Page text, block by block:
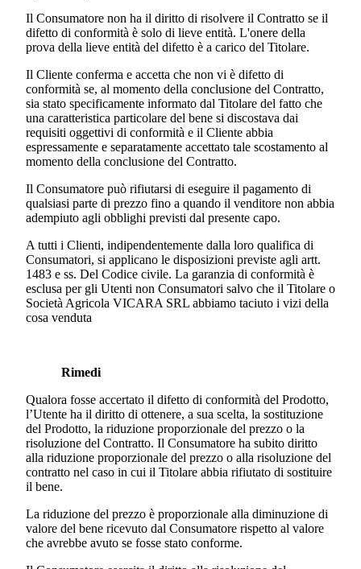
Il Consumatore non ha il diritto di risolvere il Contratto se il
difetto di conformità è solo di lieve entità. L'onere della
prova della lieve entità del difetto è a carico del Titolare.
Il Cliente conferma e accetta che non vi è difetto di
conformità se, al momento della conclusione del Contratto,
sia stato specificamente informato dal Titolare del fatto che
una caratteristica particolare del bene si discostava dai
requisiti oggettivi di conformità e il Cliente abbia
espressamente e separatamente accettato tale scostamento al
momento della conclusione del Contratto.
Il Consumatore può rifiutarsi di eseguire il pagamento di
qualsiasi parte di prezzo fino a quando il venditore non abbia
adempiuto agli obblighi previsti dal presente capo.
A tutti i Clienti, indipendentemente dalla loro qualifica di
Consumatori, si applicano le disposizioni previste agli artt.
1483 e ss. Del Codice civile. La garanzia di conformità è
esclusa per gli Utenti non Consumatori salvo che il Titolare o
Società Agricola VICARA SRL abbiamo taciuto i vizi della
cosa venduta
Rimedi
Qualora fosse accertato il difetto di conformità del Prodotto,
l’Utente ha il diritto di ottenere, a sua scelta, la sostituzione
del Prodotto, la riduzione proporzionale del prezzo o la
risoluzione del Contratto. Il Consumatore ha subito diritto
alla riduzione proporzionale del prezzo o alla risoluzione del
contratto nel caso in cui il Titolare abbia rifiutato di sostituire
il bene.
La riduzione del prezzo è proporzionale alla diminuzione di
valore del bene ricevuto dal Consumatore rispetto al valore
che avrebbe avuto se fosse stato conforme.